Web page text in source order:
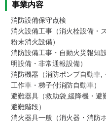
事業内容
消防設備保守点検
消火設備工事（消火栓設備・
粉末消火設備）
消防設備工事・自動火災報知
明設備・非常通報設備）
消防機器（消防ポンプ自動車,
工作車・梯子付消防自動車）
避難器具（救助袋,緩降機・避
避難階段）
消火器具一般（消火器・消防